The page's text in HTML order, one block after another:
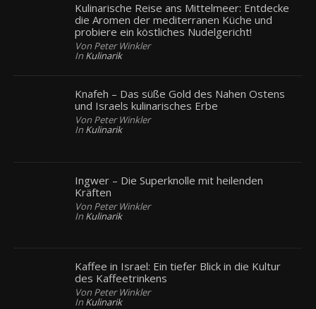
Kulinarische Reise ans Mittelmeer: Entdecke
die Aromen der mediterranen Küche und
probiere ein köstliches Nudelgericht!
Von Peter Winkler
In Kulinarik
Knafeh – Das süße Gold des Nahen Ostens
und Israels kulinarisches Erbe
Von Peter Winkler
In Kulinarik
Ingwer – Die Superknolle mit heilenden
Kräften
Von Peter Winkler
In Kulinarik
Kaffee in Israel: Ein tiefer Blick in die Kultur
des Kaffeetrinkens
Von Peter Winkler
In Kulinarik